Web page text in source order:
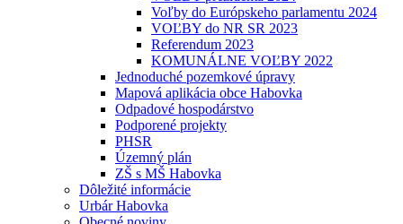
Voľby do Európskeho parlamentu 2024
VOĽBY do NR SR 2023
Referendum 2023
KOMUNÁLNE VOĽBY 2022
Jednoduché pozemkové úpravy
Mapová aplikácia obce Habovka
Odpadové hospodárstvo
Podporené projekty
PHSR
Územný plán
ZŠ s MŠ Habovka
Dôležité informácie
Urbár Habovka